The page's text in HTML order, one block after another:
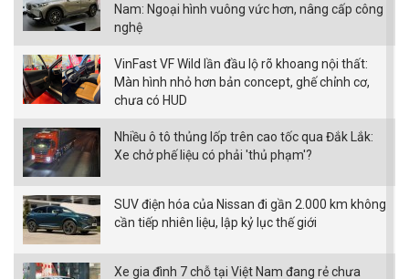
Nam: Ngoại hình vuông vức hơn, nâng cấp công
nghệ
VinFast VF Wild lần đầu lộ rõ khoang nội thất:
Màn hình nhỏ hơn bản concept, ghế chỉnh cơ,
chưa có HUD
Nhiều ô tô thủng lốp trên cao tốc qua Đắk Lắk:
Xe chở phế liệu có phải 'thủ phạm'?
SUV điện hóa của Nissan đi gần 2.000 km không
cần tiếp nhiên liệu, lập kỷ lục thế giới
Xe gia đình 7 chỗ tại Việt Nam đang rẻ chưa